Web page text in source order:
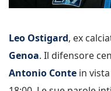
Leo Ostigard, ex
Genoa. Il difensore
Antonio Conte in